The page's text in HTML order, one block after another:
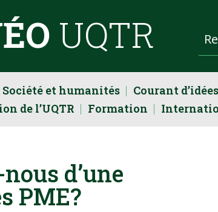
UQTR
Société et humanités Courant d’idées
de l’UQTR Formation
d’une
PME?